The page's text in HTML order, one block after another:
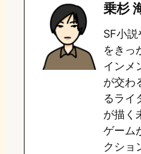
o
d
o
n
s
k
y
乗杉
SF小
をきっ
インメ
が交わ
るライ
が描く
ゲーム
クショ